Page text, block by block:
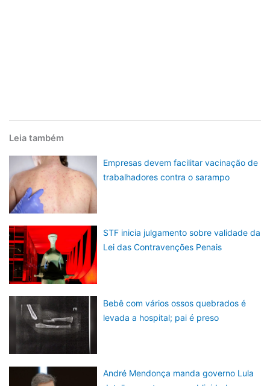
Leia também
Empresas devem facilitar vacinação de
trabalhadores contra o sarampo
STF inicia julgamento sobre validade da
Lei das Contravenções Penais
Bebê com vários ossos quebrados é
levada a hospital; pai é preso
André Mendonça manda governo Lula